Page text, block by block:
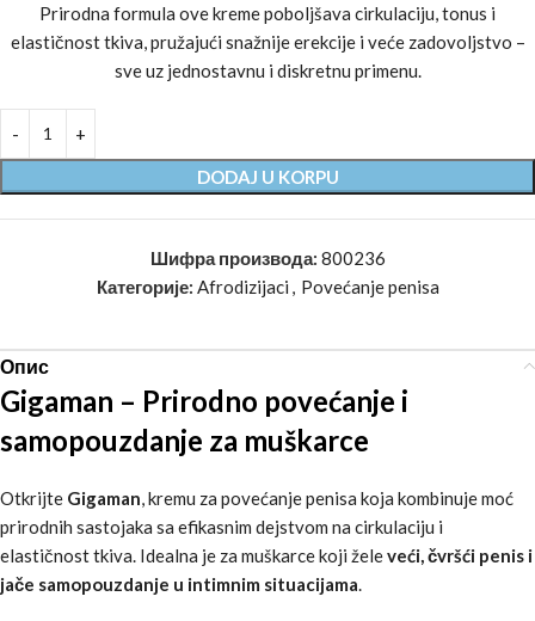
Prirodna formula ove kreme poboljšava cirkulaciju, tonus i
elastičnost tkiva, pružajući snažnije erekcije i veće zadovoljstvo –
sve uz jednostavnu i diskretnu primenu.
DODAJ U KORPU
Шифра производа: 800236
Категорије: Afrodizijaci , Povećanje penisa
Опис
Gigaman – Prirodno povećanje i
samopouzdanje za muškarce
Otkrijte Gigaman, kremu za povećanje penisa koja kombinuje moć
prirodnih sastojaka sa efikasnim dejstvom na cirkulaciju i
elastičnost tkiva. Idealna je za muškarce koji želeveći, čvršći penis i
jače samopouzdanje u intimnim situacijama.